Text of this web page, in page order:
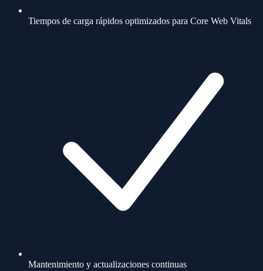
Tiempos de carga rápidos optimizados para Core Web Vitals
Mantenimiento y actualizaciones continuas